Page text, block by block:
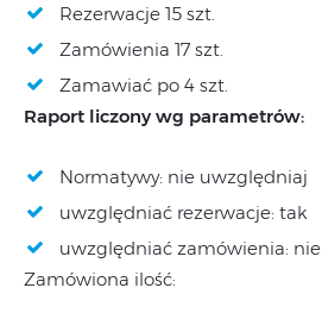
Rezerwacje 15 szt.
Zamówienia 17 szt.
Zamawiać po 4 szt.
Raport liczony wg parametrów:
Normatywy: nie uwzględniaj
uwzględniać rezerwacje: tak
uwzględniać zamówienia: nie
Zamówiona ilość: